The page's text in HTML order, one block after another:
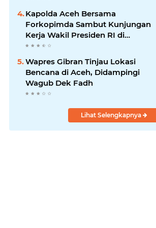
Kapolda Aceh Bersama
Forkopimda Sambut Kunjungan
Kerja Wakil Presiden RI di
Kabupaten Bireuen
Wapres Gibran Tinjau Lokasi
Bencana di Aceh, Didampingi
Wagub Dek Fadh
Lihat Selengkapnya